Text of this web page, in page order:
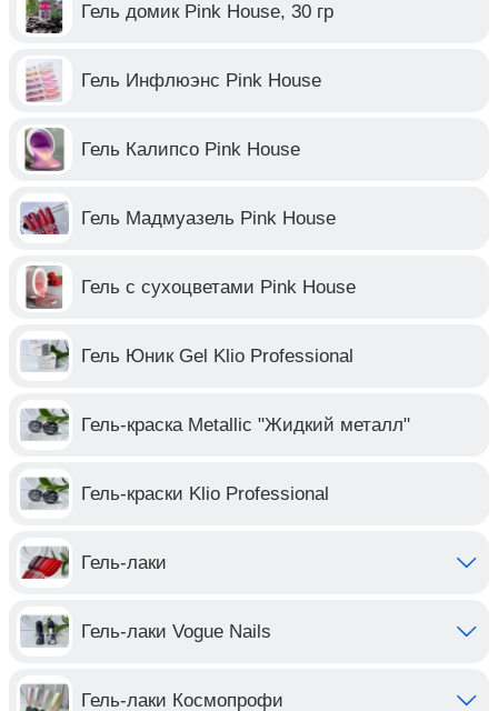
Гель домик Pink House, 30 гр
Гель Инфлюэнс Pink House
Гель Калипсо Pink House
Гель Мадмуазель Pink House
Гель с сухоцветами Pink House
Гель Юник Gel Klio Professional
Гель-краска Metallic "Жидкий металл"
Гель-краски Klio Professional
Гель-лаки
Гель-лаки Vogue Nails
Гель-лаки Космопрофи